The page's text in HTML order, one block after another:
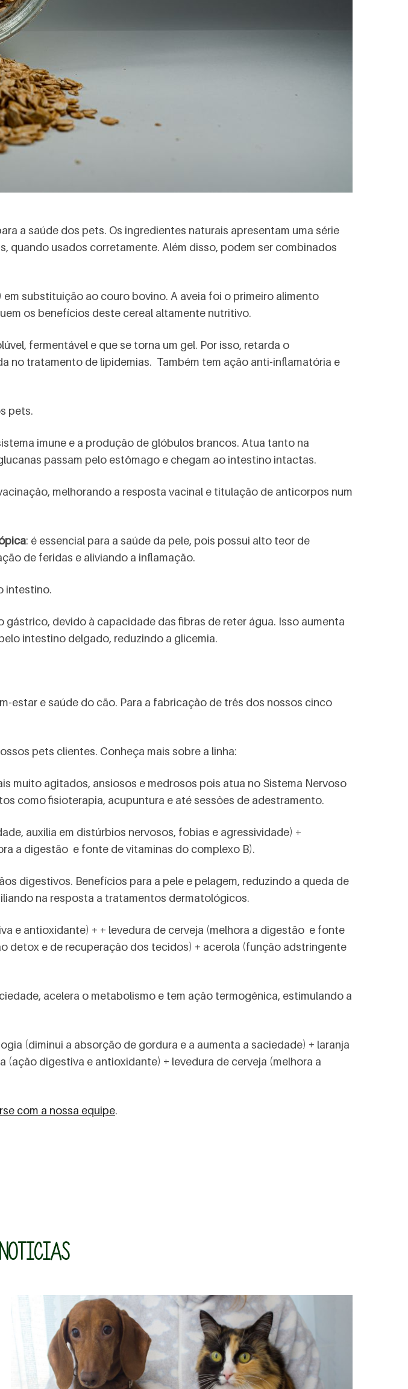
a saúde dos pets. Os ingredientes naturais apresentam uma série
quando usados corretamente. Além disso, podem ser combinados
substituição ao couro bovino. A aveia foi o primeiro alimento
os benefícios deste cereal altamente nutritivo.
fermentável e que se torna um gel. Por isso, retarda o
no tratamento de lipidemias. Também tem ação anti-inflamatória e
pets.
imune e a produção de glóbulos brancos. Atua tanto na
passam pelo estômago e chegam ao intestino intactas.
melhorando a resposta vacinal e titulação de anticorpos num
: é essencial para a saúde da pele, pois possui alto teor de
de feridas e aliviando a inflamação.
intestino.
devido à capacidade das fibras de reter água. Isso aumenta
intestino delgado, reduzindo a glicemia.
estar e saúde do cão. Para a fabricação de três dos nossos cinco
pets clientes. Conheça mais sobre a linha:
muito agitados, ansiosos e medrosos pois atua no Sistema Nervoso
como fisioterapia, acupuntura e até sessões de adestramento.
auxilia em distúrbios nervosos, fobias e agressividade) +
a digestão e fonte de vitaminas do complexo B).
digestivos. Benefícios para a pele e pelagem, reduzindo a queda de
na resposta a tratamentos dermatológicos.
e antioxidante) + + levedura de cerveja (melhora a digestão e fonte
detox e de recuperação dos tecidos) + acerola (função adstringente
acelera o metabolismo e tem ação termogênica, estimulando a
(diminui a absorção de gordura e a aumenta a saciedade) + laranja
digestiva e antioxidante) + levedura de cerveja (melhora a
com a nossa equipe.